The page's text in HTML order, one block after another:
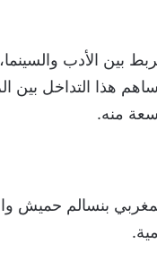
بين الأدب
هذا التداخل بين
منه.
بنسالم حميش